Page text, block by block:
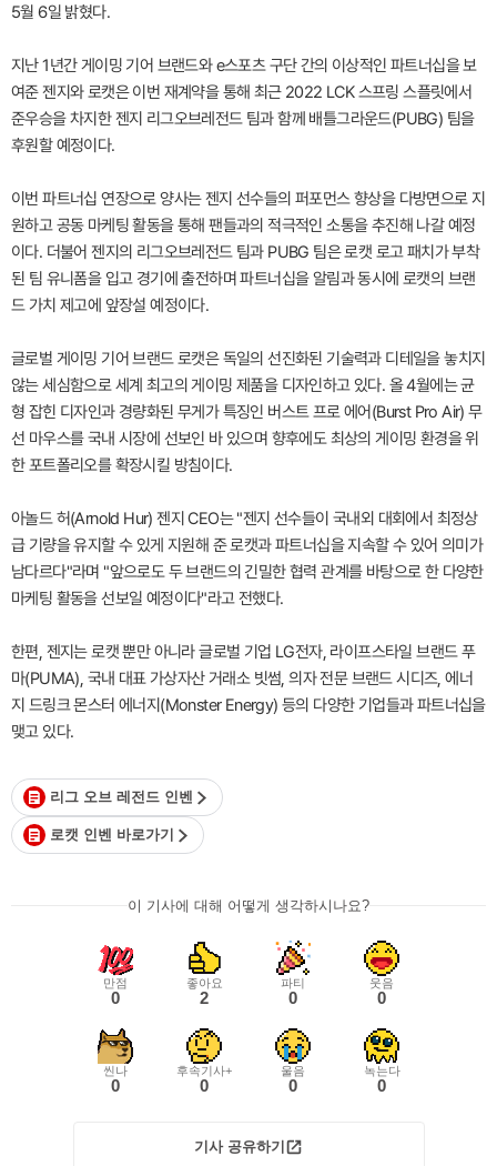
5월 6일 밝혔다.
지난 1년간 게이밍 기어 브랜드와 e스포츠 구단 간의 이상적인 파트너십을 보
여준 젠지와 로캣은 이번 재계약을 통해 최근 2022 LCK 스프링 스플릿에서
준우승을 차지한 젠지 리그오브레전드 팀과 함께 배틀그라운드(PUBG) 팀을
후원할 예정이다.
이번 파트너십 연장으로 양사는 젠지 선수들의 퍼포먼스 향상을 다방면으로 지
원하고 공동 마케팅 활동을 통해 팬들과의 적극적인 소통을 추진해 나갈 예정
이다. 더불어 젠지의 리그오브레전드 팀과 PUBG 팀은 로캣 로고 패치가 부착
된 팀 유니폼을 입고 경기에 출전하며 파트너십을 알림과 동시에 로캣의 브랜
드 가치 제고에 앞장설 예정이다.
글로벌 게이밍 기어 브랜드 로캣은 독일의 선진화된 기술력과 디테일을 놓치지
않는 세심함으로 세계 최고의 게이밍 제품을 디자인하고 있다. 올 4월에는 균
형 잡힌 디자인과 경량화된 무게가 특징인 버스트 프로 에어(Burst Pro Air) 무
선 마우스를 국내 시장에 선보인 바 있으며 향후에도 최상의 게이밍 환경을 위
한 포트폴리오를 확장시킬 방침이다.
아놀드 허(Arnold Hur) 젠지 CEO는 "젠지 선수들이 국내외 대회에서 최정상
급 기량을 유지할 수 있게 지원해 준 로캣과 파트너십을 지속할 수 있어 의미가
남다르다"라며 "앞으로도 두 브랜드의 긴밀한 협력 관계를 바탕으로 한 다양한
마케팅 활동을 선보일 예정이다"라고 전했다.
한편, 젠지는 로캣 뿐만 아니라 글로벌 기업 LG전자, 라이프스타일 브랜드 푸
마(PUMA), 국내 대표 가상자산 거래소 빗썸, 의자 전문 브랜드 시디즈, 에너
지 드링크 몬스터 에너지(Monster Energy) 등의 다양한 기업들과 파트너십을
맺고 있다.
리그 오브 레전드 인벤
로캣 인벤 바로가기
이 기사에 대해 어떻게 생각하시나요?
만점
0
좋아요
2
파티
0
웃음
0
씬나
0
후속기사+
0
울음
0
녹는다
0
기사 공유하기